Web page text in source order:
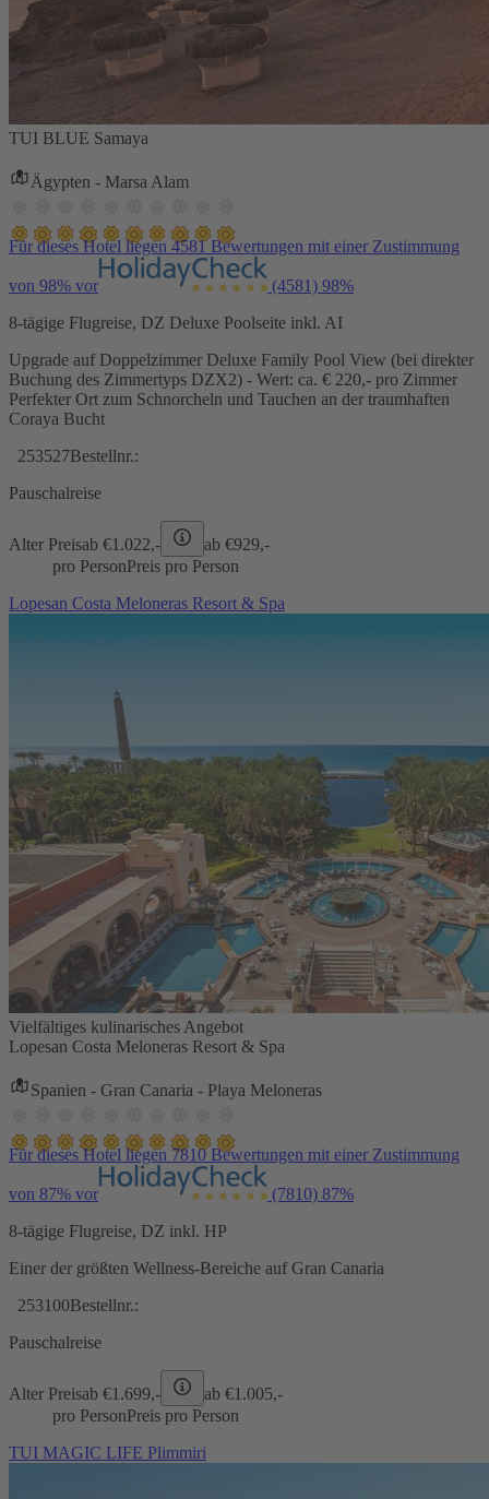
TUI BLUE Samaya
Ägypten - Marsa Alam
Für dieses Hotel liegen 4581 Bewertungen mit einer Zustimmung
von 98% vor (4581) 98%
8-tägige Flugreise, DZ Deluxe Poolseite inkl. AI
Upgrade auf Doppelzimmer Deluxe Family Pool View (bei direkter
Buchung des Zimmertyps DZX2) - Wert: ca. € 220,- pro Zimmer
Perfekter Ort zum Schnorcheln und Tauchen an der traumhaften
Coraya Bucht
253527Bestellnr.:
Pauschalreise
Alter Preisab €1.022,- ab €929,-
pro PersonPreis pro Person
Lopesan Costa Meloneras Resort & Spa
Vielfältiges kulinarisches Angebot
Lopesan Costa Meloneras Resort & Spa
Spanien - Gran Canaria - Playa Meloneras
Für dieses Hotel liegen 7810 Bewertungen mit einer Zustimmung
von 87% vor (7810) 87%
8-tägige Flugreise, DZ inkl. HP
Einer der größten Wellness-Bereiche auf Gran Canaria
253100Bestellnr.:
Pauschalreise
Alter Preisab €1.699,- ab €1.005,-
pro PersonPreis pro Person
TUI MAGIC LIFE Plimmiri